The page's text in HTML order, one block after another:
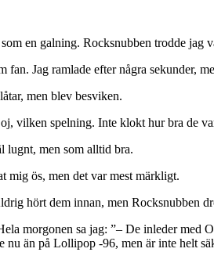
en galning. Rocksnubben trodde jag
fan. Jag ramlade efter några sekunder,
men blev besviken.
vilken spelning. Inte klokt hur bra de
men som alltid bra.
mig ös, men det var mest märkligt.
hört dem innan, men Rocksnubben
morgonen sa jag: ”– De inleder med
nu än på Lollipop -96, men är inte helt